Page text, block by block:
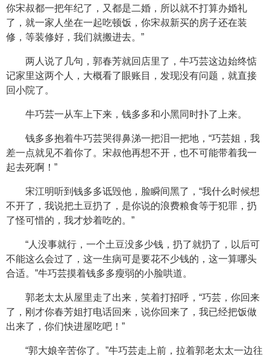
你宋叔都一把年纪了，又都是二婚，所以就不打算办婚礼
了，就一家人坐在一起吃顿饭，你宋叔新买的房子还在装
修，等装修好，我们就搬进去。”
两人说了几句，郭春芳就回店里了，牛巧芸这边始终惦
记家里这两个人，大概看了眼账目，发现没有问题，就直接
回小院了。
牛巧芸一从车上下来，钱多多和小黑同时扑了上来。
钱多多抱着牛巧芸哭得鼻涕一把泪一把地，“巧芸姐，我
差一点就见不着你了。宋叔他再想不开，也不可能带着我一
起去死啊！”
宋江明听到钱多多诋毁他，脸瞬间黑了，“我什么时候想
不开了，我说把土豆扔了，是你说的浪费粮食等于犯罪，扔
了怪可惜的，我才炒着吃的。”
“人没事就行，一个土豆没多少钱，扔了就扔了，以后可
不能这么会过了，这一生病可是要花不少钱的，这一算哪头
合适。”牛巧芸摸着钱多多瘦弱的小脸哄道。
郭老太太从屋里走了出来，笑着打招呼，“巧芸，你回来
了，刚才你春芳姐打电话回来，说你回来了，我已经把饭做
出来了，你们快进屋吃吧！”
“郭大娘辛苦你了。”牛巧芸走上前，拉着郭老太太一边往